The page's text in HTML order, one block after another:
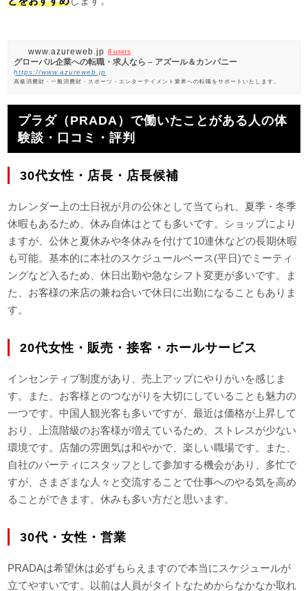
www.azureweb.jp 8 users
グローバル企業への転職・求人なら – アズール＆カンパニー
https://www.azureweb.jp
高級消費財・一般消費財・スポーツ・エンターテイメント業界への転職をサポートいたします。
プラダ（PRADA）で働いたことがある人の体
験談・口コミ・評判
30代女性・店長・店長候補
カレンダー上の土日祝が月の公休として当てられ、夏季・冬季
休暇もあるため、休み自体はとても多いです。ショップにより
ますが、公休と夏休みや冬休みを付けて10連休などの長期休暇
も可能。基本的に本社のスケジュールベース(平日)でミーティ
ングなど入るため、休日出勤や急なシフト変更が多いです。ま
た、お客様の来店の兼ね合いで休日に出勤になることもありま
す。
20代女性・販売・接客・ホールサービス
インセンティブ制度があり、売上アップにやりがいを感じま
す。また、お客様とのつながりを大切にしていることも魅力の
一つです。中国人観光客も多いですが、最近は価格が上昇して
おり、上流階級のお客様が増えているため、ストレスが少ない
環境です。店舗の雰囲気は和やかで、楽しい職場です。また、
自社のパーティにスタッフとして参加する機会があり、多忙で
すが、さまざまな人々と交流することで仕事へのやる気を高め
ることができます。休みも多い方だと思います。
30代・女性・営業
PRADAは希望休は必ずもらえますので本当にスケジュールが
立てやすいです。以前は人員がタイトなためからなかなか取れ